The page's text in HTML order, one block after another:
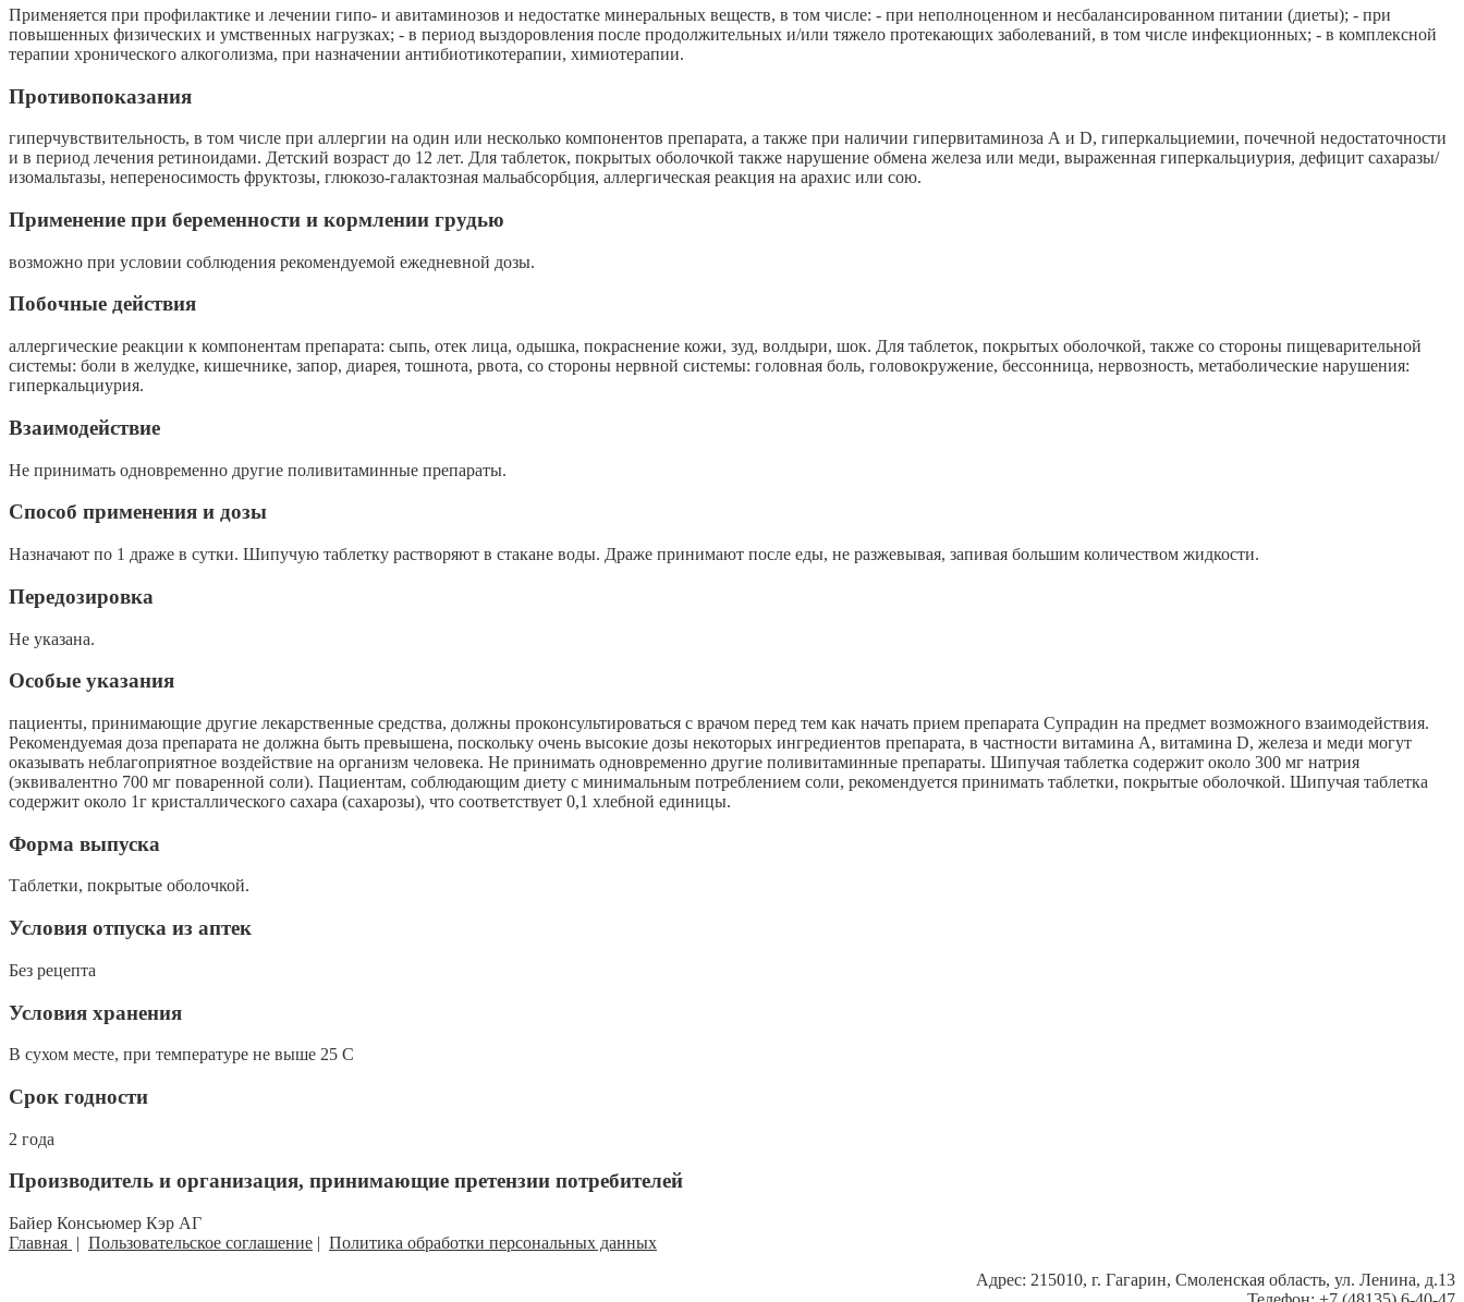
Применяется при профилактике и лечении гипо- и авитаминозов и недостатке минеральных веществ, в том числе: - при неполноценном и несбалансированном питании (диеты); - при
повышенных физических и умственных нагрузках; - в период выздоровления после продолжительных и/или тяжело протекающих заболеваний, в том числе инфекционных; - в комплексной
терапии хронического алкоголизма, при назначении антибиотикотерапии, химиотерапии.
Противопоказания
гиперчувствительность, в том числе при аллергии на один или несколько компонентов препарата, а также при наличии гипервитаминоза А и D, гиперкальциемии, почечной недостаточности
и в период лечения ретиноидами. Детский возраст до 12 лет. Для таблеток, покрытых оболочкой также нарушение обмена железа или меди, выраженная гиперкальциурия, дефицит сахаразы/
изомальтазы, непереносимость фруктозы, глюкозо-галактозная мальабсорбция, аллергическая реакция на арахис или сою.
Применение при беременности и кормлении грудью
возможно при условии соблюдения рекомендуемой ежедневной дозы.
Побочные действия
аллергические реакции к компонентам препарата: сыпь, отек лица, одышка, покраснение кожи, зуд, волдыри, шок. Для таблеток, покрытых оболочкой, также со стороны пищеварительной
системы: боли в желудке, кишечнике, запор, диарея, тошнота, рвота, со стороны нервной системы: головная боль, головокружение, бессонница, нервозность, метаболические нарушения:
гиперкальциурия.
Взаимодействие
Не принимать одновременно другие поливитаминные препараты.
Способ применения и дозы
Назначают по 1 драже в сутки. Шипучую таблетку растворяют в стакане воды. Драже принимают после еды, не разжевывая, запивая большим количеством жидкости.
Передозировка
Не указана.
Особые указания
пациенты, принимающие другие лекарственные средства, должны проконсультироваться с врачом перед тем как начать прием препарата Супрадин на предмет возможного взаимодействия.
Рекомендуемая доза препарата не должна быть превышена, поскольку очень высокие дозы некоторых ингредиентов препарата, в частности витамина А, витамина D, железа и меди могут
оказывать неблагоприятное воздействие на организм человека. Не принимать одновременно другие поливитаминные препараты. Шипучая таблетка содержит около 300 мг натрия
(эквивалентно 700 мг поваренной соли). Пациентам, соблюдающим диету с минимальным потреблением соли, рекомендуется принимать таблетки, покрытые оболочкой. Шипучая таблетка
содержит около 1г кристаллического сахара (сахарозы), что соответствует 0,1 хлебной единицы.
Форма выпуска
Таблетки, покрытые оболочкой.
Условия отпуска из аптек
Без рецепта
Условия хранения
В сухом месте, при температуре не выше 25 C
Срок годности
2 года
Производитель и организация, принимающие претензии потребителей
Байер Консьюмер Кэр АГ
Главная | Пользовательское соглашение | Политика обработки персональных данных
Адрес: 215010, г. Гагарин, Смоленская область, ул. Ленина, д.13